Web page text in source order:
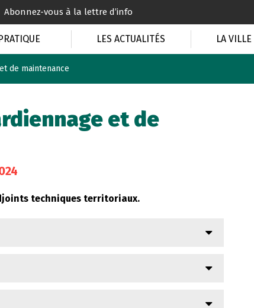
Abonnez-vous à la lettre d’info
LES ACTUALITÉS LA
de maintenance
et de
techniques territoriaux.